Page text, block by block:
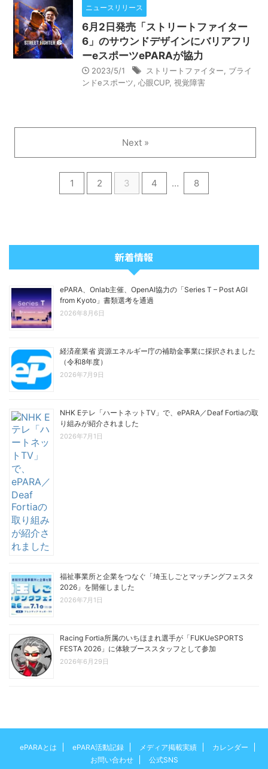
ニュースリリース
6月2日発売「ストリートファイター
6」のサウンドデザインにバリアフリ
ーeスポーツePARAが協力
2023/5/1 ストリートファイター
ブライ
ンドeスポーツ ,心眼CUP,視覚障害
1 2 3 4 … 8
Next »
新着情報
ePARA、Onlab主催、OpenAI協力の「Series T – Post AGI
from Kyoto」書類選考を通過
2026年8月6日
経済産業省 資源エネルギー庁の補助金事業に採択されました
（令和8年度）
2026年7月9日
NHK Eテレ「ハートネットTV」で、ePARA／Deaf Fortiaの取
り組みが紹介されました
2026年7月1日
福祉事業所と企業をつなぐ「埼玉しごとマッチングフェスタ
2026」を開催しました
2026年7月1日
Racing Fortia所属のいちほまれ選手が「FUKUeSPORTS
FESTA 2026」に体験ブーススタッフとして参加
2026年6月29日
ePARAとは ePARA活動記録 メディア掲載実績
カレンダー
お問い合わせ
公式SNS